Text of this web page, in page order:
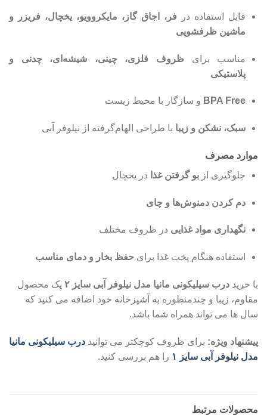
قابل استفاده در فر، اجاق گاز، مایکروویو، یخچال، فریزر و
ماشین ظرفشویی
مناسب برای ظروف فلزی، چینی، شیشه‌ای، چدنی و
پلاستیکی
BPA Free و سازگار با محیط زیست
سبک، نشکن و زیبا با طراحی الهام‌گرفته از نیلوفر آبی
موارد مصرف
جلوگیری از بو گرفتن غذا در یخچال
دم کردن دمنوش‌ها و چای
نگهداری مواد غذایی در ظروف مختلف
استفاده هنگام پخت غذا برای حفظ بخار و دمای مناسب
با خرید درب سیلیکونی مانیا مدل نیلوفر آبی سایز ۲
یک محصول
مقاوم، زیبا و چندمنظوره به آشپزخانه خود اضافه می کنید که
سال ها می تواند همراه شما باشد.
پیشنهاد ویژه: برای ظروف کوچکتر می توانید درب سیلیکونی مانیا
مدل نیلوفر آبی سایز ۱
را هم بررسی کنید.
محصولات مرتبط